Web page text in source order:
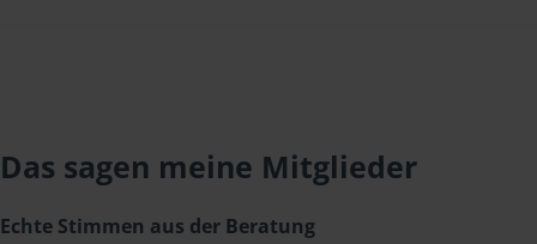
Das sagen meine Mitglieder
Echte Stimmen aus der Beratung